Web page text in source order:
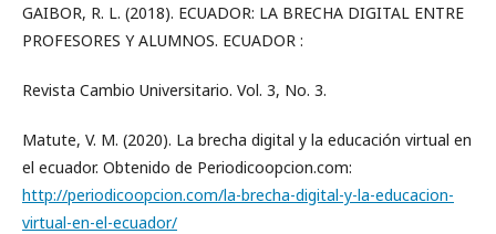
GAIBOR, R. L. (2018). ECUADOR: LA BRECHA DIGITAL ENTRE
PROFESORES Y ALUMNOS. ECUADOR :
Revista Cambio Universitario. Vol. 3, No. 3.
Matute, V. M. (2020). La brecha digital y la educación virtual en
el ecuador. Obtenido de Periodicoopcion.com:
http://periodicoopcion.com/la-brecha-digital-y-la-educacion-
virtual-en-el-ecuador/